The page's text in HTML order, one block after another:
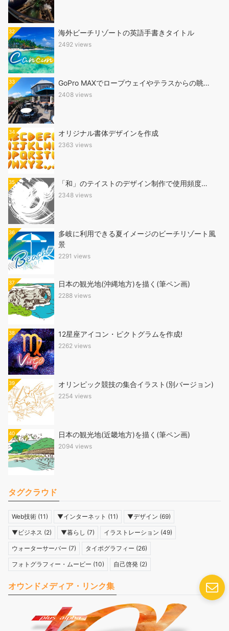
32 海外ビーチリゾートの英語手書きタイトル
2492 views
33 GoPro MAXでロープウェイやテラスからの眺…
2408 views
34 オリジナル書体デザインを作成
2363 views
35 「和」のテイストのデザイン制作で使用頻度…
2348 views
36
多岐に利用できる夏イメージのビーチリゾート風
景
2291 views
37 日本の観光地(沖縄地方)を描く(筆ペン画)
2288 views
38 12星座アイコン・ピクトグラムを作成!
2262 views
39 オリンピック競技の集合イラスト(別バージョン)
2254 views
40 日本の観光地(近畿地方)を描く(筆ペン画)
2094 views
タグクラウド
Web技術 (11) ▼インターネット (11) ▼デザイン (69)
▼ビジネス (2) ▼暮らし (7) イラストレーション (49)
ウォーターサーバー (7) タイポグラフィー (26)
フォトグラフィー・ムービー (10) 自己啓発 (2)
オウンドメディア・リンク集